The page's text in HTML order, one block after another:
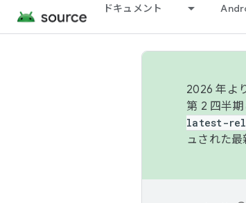
ドキュメント
2026 年よ
第 2 四半
latest-
ュされた最